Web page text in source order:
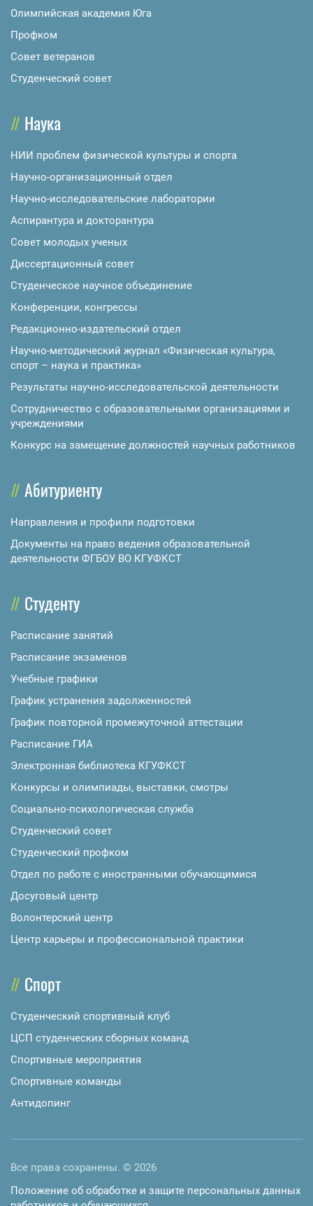
Олимпийская академия Юга
Профком
Совет ветеранов
Студенческий совет
Наука
НИИ проблем физической культуры и спорта
Научно-организационный отдел
Научно-исследовательские лаборатории
Аспирантура и докторантура
Совет молодых ученых
Диссертационный совет
Студенческое научное объединение
Конференции, конгрессы
Редакционно-издательский отдел
Научно-методический журнал «Физическая культура,
спорт – наука и практика»
Результаты научно-исследовательской деятельности
Сотрудничество с образовательными организациями и
учреждениями
Конкурс на замещение должностей научных работников
Абитуриенту
Направления и профили подготовки
Документы на право ведения образовательной
деятельности ФГБОУ ВО КГУФКСТ
Студенту
Расписание занятий
Расписание экзаменов
Учебные графики
График устранения задолженностей
График повторной промежуточной аттестации
Расписание ГИА
Электронная библиотека КГУФКСТ
Конкурсы и олимпиады, выставки, смотры
Социально-психологическая служба
Студенческий совет
Студенческий профком
Отдел по работе с иностранными обучающимися
Досуговый центр
Волонтерский центр
Центр карьеры и профессиональной практики
Спорт
Студенческий спортивный клуб
ЦСП студенческих сборных команд
Спортивные мероприятия
Спортивные команды
Антидопинг
Все права сохранены. © 2026
Положение об обработке и защите персональных данных